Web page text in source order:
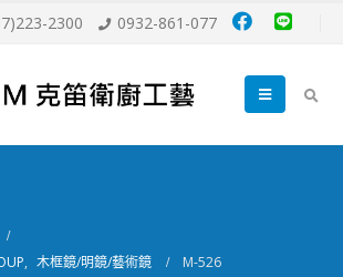
2300 0932-861-077
, 木框鏡/明鏡/藝術鏡 M-526